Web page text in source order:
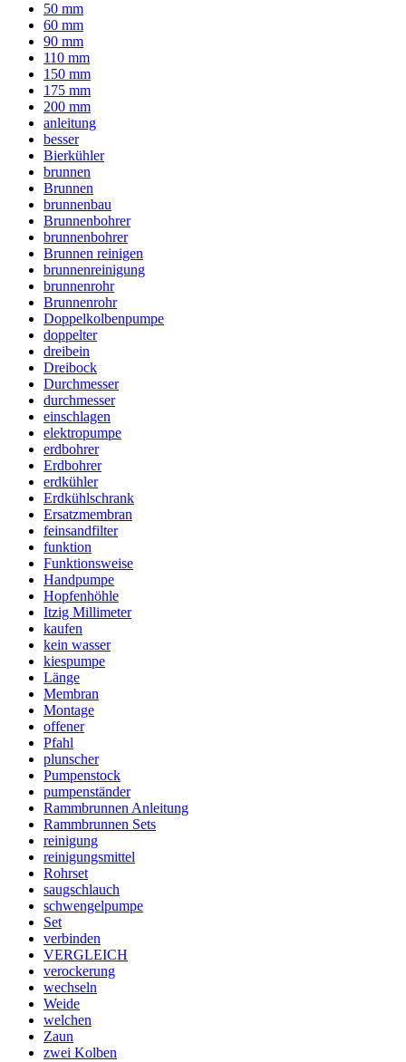
50 mm
60 mm
90 mm
110 mm
150 mm
175 mm
200 mm
anleitung
besser
Bierkühler
brunnen
Brunnen
brunnenbau
Brunnenbohrer
brunnenbohrer
Brunnen reinigen
brunnenreinigung
brunnenrohr
Brunnenrohr
Doppelkolbenpumpe
doppelter
dreibein
Dreibock
Durchmesser
durchmesser
einschlagen
elektropumpe
erdbohrer
Erdbohrer
erdkühler
Erdkühlschrank
Ersatzmembran
feinsandfilter
funktion
Funktionsweise
Handpumpe
Hopfenhöhle
Itzig Millimeter
kaufen
kein wasser
kiespumpe
Länge
Membran
Montage
offener
Pfahl
plunscher
Pumpenstock
pumpenständer
Rammbrunnen Anleitung
Rammbrunnen Sets
reinigung
reinigungsmittel
Rohrset
saugschlauch
schwengelpumpe
Set
verbinden
VERGLEICH
verockerung
wechseln
Weide
welchen
Zaun
zwei Kolben